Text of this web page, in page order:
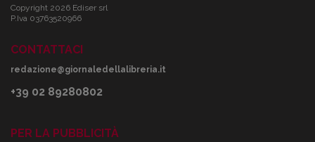
Copyright 2026 Ediser srl
P.Iva 03763520966
CONTATTACI
redazione@giornaledellalibreria.it
+39 02 89280802
PER LA PUBBLICITÀ